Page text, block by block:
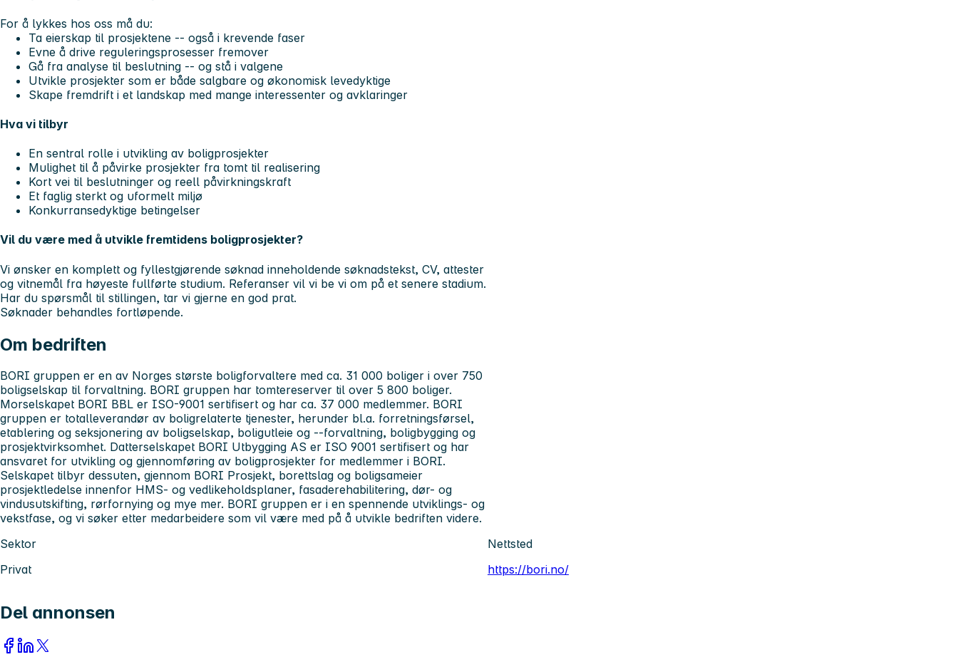
For å lykkes hos oss må du:
Ta eierskap til prosjektene -- også i krevende faser
Evne å drive reguleringsprosesser fremover
Gå fra analyse til beslutning -- og stå i valgene
Utvikle prosjekter som er både salgbare og økonomisk levedyktige
Skape fremdrift i et landskap med mange interessenter og avklaringer
Hva vi tilbyr
En sentral rolle i utvikling av boligprosjekter
Mulighet til å påvirke prosjekter fra tomt til realisering
Kort vei til beslutninger og reell påvirkningskraft
Et faglig sterkt og uformelt miljø
Konkurransedyktige betingelser
Vil du være med å utvikle fremtidens boligprosjekter?
Vi ønsker en komplett og fyllestgjørende søknad inneholdende søknadstekst, CV, attester
og vitnemål fra høyeste fullførte studium. Referanser vil vi be vi om på et senere stadium.
Har du spørsmål til stillingen, tar vi gjerne en god prat.
Søknader behandles fortløpende.
Om bedriften
BORI gruppen er en av Norges største boligforvaltere med ca. 31 000 boliger i over 750
boligselskap til forvaltning. BORI gruppen har tomtereserver til over 5 800 boliger.
Morselskapet BORI BBL er ISO-9001 sertifisert og har ca. 37 000 medlemmer. BORI
gruppen er totalleverandør av boligrelaterte tjenester, herunder bl.a. forretningsførsel,
etablering og seksjonering av boligselskap, boligutleie og --forvaltning, boligbygging og
prosjektvirksomhet. Datterselskapet BORI Utbygging AS er ISO 9001 sertifisert og har
ansvaret for utvikling og gjennomføring av boligprosjekter for medlemmer i BORI.
Selskapet tilbyr dessuten, gjennom BORI Prosjekt, borettslag og boligsameier
prosjektledelse innenfor HMS- og vedlikeholdsplaner, fasaderehabilitering, dør- og
vindusutskifting, rørfornying og mye mer. BORI gruppen er i en spennende utviklings- og
vekstfase, og vi søker etter medarbeidere som vil være med på å utvikle bedriften videre.
Sektor
Privat
Nettsted
https://bori.no/
Del annonsen